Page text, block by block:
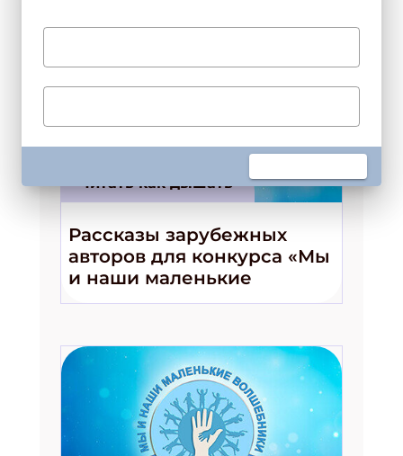
Читать как дышать
Рассказы зарубежных
авторов для конкурса «Мы
и наши маленькие
волшебники!»
Подпишись на рассылку
Получи электронный "Классный журнал" в
подарок!
Укажите имя
Укажите Ваш Email
ПОДПИСАТЬСЯ